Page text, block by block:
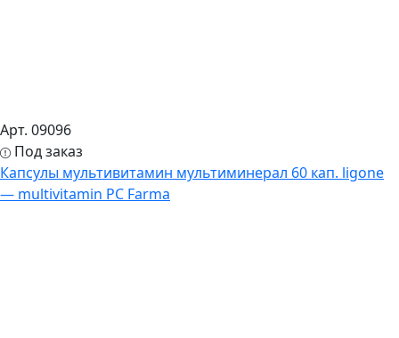
Арт. 09096
Под заказ
Капсулы мультивитамин мультиминерал 60 кап. ligone
— multivitamin PC Farma